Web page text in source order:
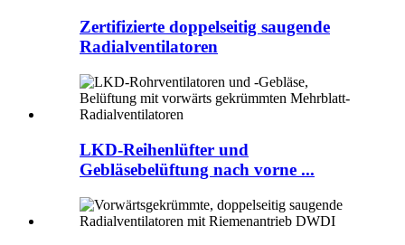
Zertifizierte doppelseitig saugende
Radialventilatoren
LKD-Reihenlüfter und
Gebläsebelüftung nach vorne ...